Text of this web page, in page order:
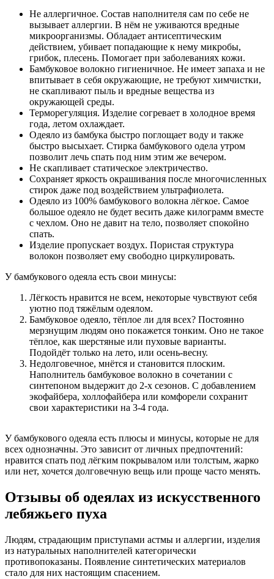
Не аллергичное. Состав наполнителя сам по себе не
вызывает аллергии. В нём не уживаются вредные
микроорганизмы. Обладает антисептическим
действием, убивает попадающие к нему микробы,
грибок, плесень. Помогает при заболеваниях кожи.
Бамбуковое волокно гигиеничное. Не имеет запаха и не
впитывает в себя окружающие, не требуют химчистки,
не скапливают пыль и вредные вещества из
окружающей среды.
Терморегуляция. Изделие согревает в холодное время
года, летом охлаждает.
Одеяло из бамбука быстро поглощает воду и также
быстро высыхает. Стирка бамбукового одела утром
позволит лечь спать под ним этим же вечером.
Не скапливает статическое электричество.
Сохраняет яркость окрашивания после многочисленных
стирок даже под воздействием ультрафиолета.
Одеяло из 100% бамбукового волокна лёгкое. Самое
большое одеяло не будет весить даже килограмм вместе
с чехлом. Оно не давит на тело, позволяет спокойно
спать.
Изделие пропускает воздух. Пористая структура
волокон позволяет ему свободно циркулировать.
У бамбукового одеяла есть свои минусы:
Лёгкость нравится не всем, некоторые чувствуют себя
уютно под тяжёлым одеялом.
Бамбуковое одеяло, тёплое ли для всех? Постоянно
мерзнущим людям оно покажется тонким. Оно не такое
тёплое, как шерстяные или пуховые варианты.
Подойдёт только на лето, или осень-весну.
Недолговечное, мнётся и становится плоским.
Наполнитель бамбуковое волокно в сочетании с
синтепоном выдержит до 2-х сезонов. С добавлением
экофайбера, холлофайбера или комфорели сохранит
свои характеристики на 3-4 года.
У бамбукового одеяла есть плюсы и минусы, которые не для
всех однозначны. Это зависит от личных предпочтений:
нравится спать под лёгким покрывалом или толстым, жарко
или нет, хочется долговечную вещь или проще часто менять.
Отзывы об одеялах из искусственного
лебяжьего пуха
Людям, страдающим приступами астмы и аллергии, изделия
из натуральных наполнителей категорически
противопоказаны. Появление синтетических материалов
стало для них настоящим спасением.